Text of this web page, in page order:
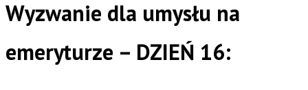
Wyzwanie dla umysłu na
emeryturze – DZIEŃ 16: